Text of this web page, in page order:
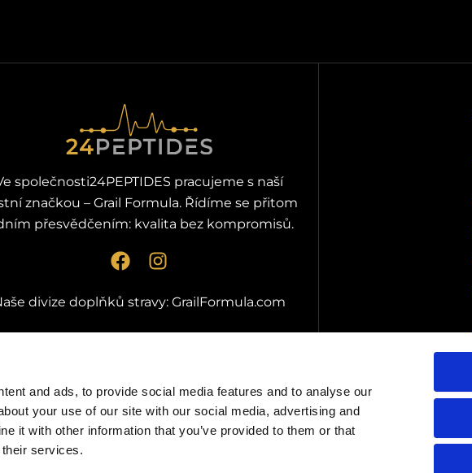
and ads, to provide social media features and to analyse our
your use of our site with our social media, advertising and
it with other information that you’ve provided to them or that
services.
společnosti24PEPTIDES pracujeme s naší
značkou – Grail Formula. Řídíme se přitom
přesvědčením: kvalita bez kompromisů.
F
c
b
k
I
s
a
a
m
divize doplňků stravy: GrailFormula.com